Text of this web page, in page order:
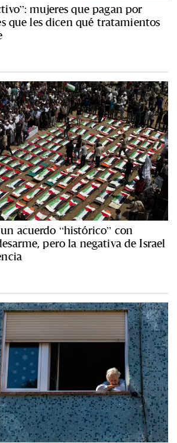
mujeres que pagan por
que les dicen qué tratamientos
acuerdo “histórico” con
pero la negativa de Israel